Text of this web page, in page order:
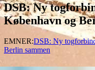
DSB: Ny
København og
EMNER:DSB: Ny
Berlin sammen